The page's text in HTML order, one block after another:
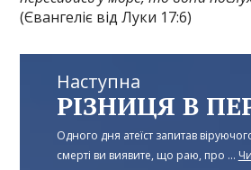
(Євангеліє від Луки 17:6)
Наступна
Одного дня атеїст запитав
смерті ви виявите, що раю, про ...